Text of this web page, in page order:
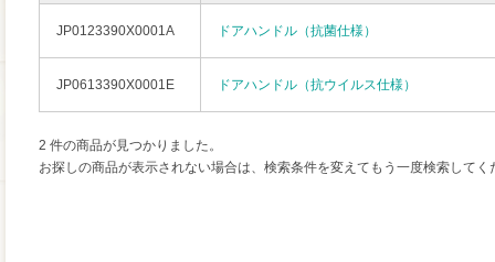
JP0123390X0001A ドアハンドル（抗菌仕様）
JP0613390X0001E ドアハンドル（抗ウイルス仕様）
2 件の商品が見つかりました。
お探しの商品が表示されない場合は、検索条件を変えてもう一度検索してく